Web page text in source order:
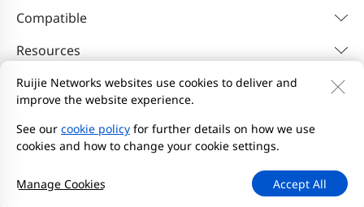
Compatible
Resources
Contáctenos Feedback
Política de privacidad
Acuerdo de usuario del sitio web
Privacy Inquiries
EU Data Act Notice
Iniciar denuncia
Mapa del sitio
2000-2026 Ruijie Networks Co., Ltd.
Ruijie Networks websites use cookies to deliver and
improve the website experience.
See our cookie policy for further details on how we use
cookies and how to change your cookie settings.
Accept All
Manage Cookies